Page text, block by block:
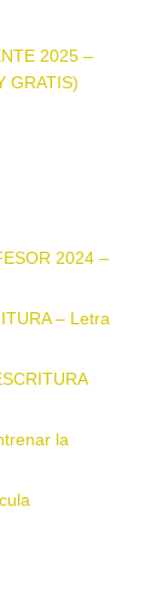
2025 –
GRATIS)
2024 –
– Letra
la